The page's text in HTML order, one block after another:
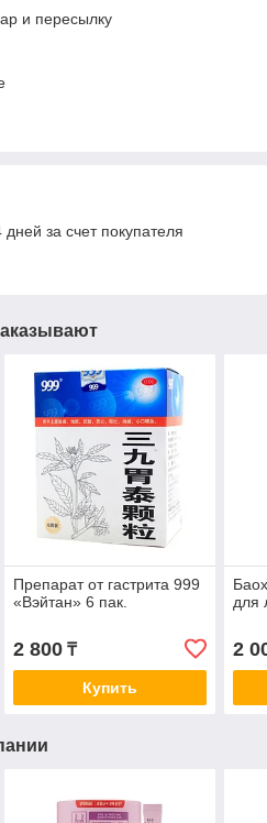
и пересылку
за счет покупателя
Препарат от гастрита 999
«Вэйтан» 6 пак.
2 800₸
Купить
для
2